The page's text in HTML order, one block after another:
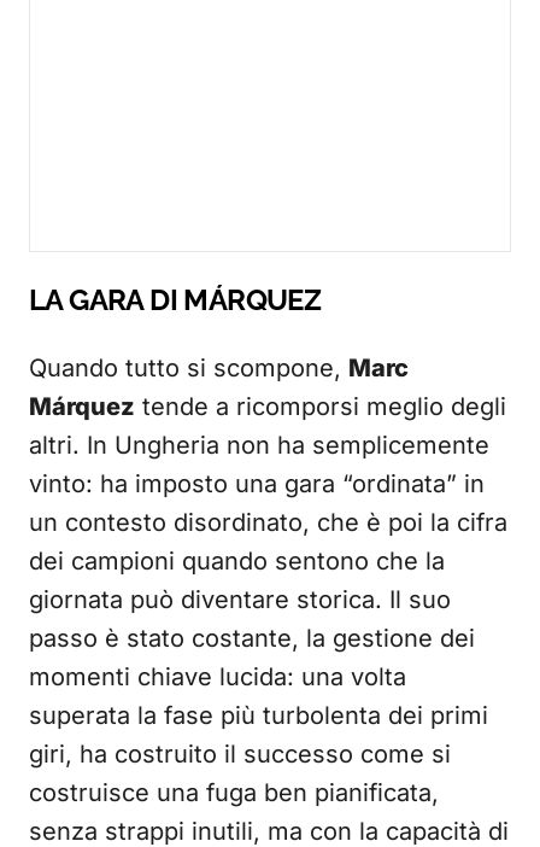
LA GARA DI MÁRQUEZ
Quando tutto si scompone, Marc
Márquez tende a ricomporsi meglio degli
altri. In Ungheria non ha semplicemente
vinto: ha imposto una gara “ordinata” in
un contesto disordinato, che è poi la cifra
dei campioni quando sentono che la
giornata può diventare storica. Il suo
passo è stato costante, la gestione dei
momenti chiave lucida: una volta
superata la fase più turbolenta dei primi
giri, ha costruito il successo come si
costruisce una fuga ben pianificata,
senza strappi inutili, ma con la capacità di